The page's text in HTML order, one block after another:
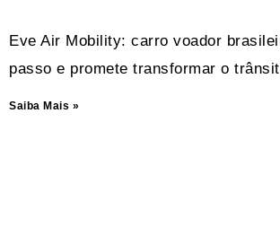
Eve Air Mobility: carro voador
passo e promete transformar o
Saiba Mais »